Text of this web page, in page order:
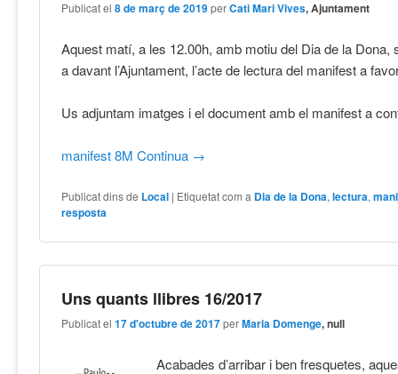
Publicat el8 de març de 2019 perCati Mari Vives, Ajuntament
Aquest matí, a les 12.00h, amb motiu del Dia de la Dona,
a davant l’Ajuntament, l’acte de lectura del manifest a
Us adjuntam imatges i el document amb el manifest a
manifest 8M Continua →
Publicat dins de Local | Etiquetat com a Dia de la Dona,lectura,
resposta
Uns quants llibres 16/2017
Publicat el17 d'octubre de 2017 perMaria Domenge, null
Acabades d’arribar i ben fresquetes,